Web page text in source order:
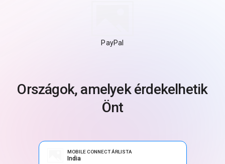
PayPal
Országok, amelyek érdekelhetik
Önt
MOBILE CONNECT ÁRLISTA
India